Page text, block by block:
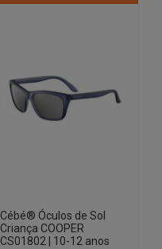
Cébé® Óculos de Sol
Criança COOPER
CS01802 | 10-12 anos